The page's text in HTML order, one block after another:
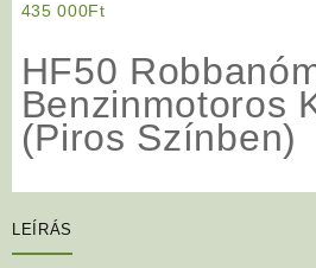
435 000Ft
HF50
Benzinmotoros
(Piros Színben)
LEÍRÁS